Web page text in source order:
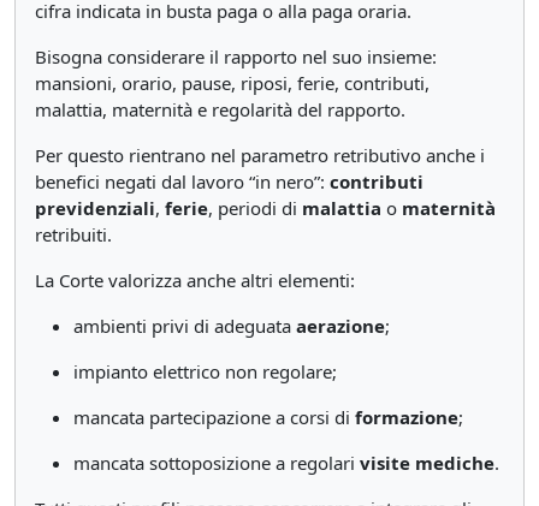
cifra indicata in busta paga o alla paga oraria.
Bisogna considerare il rapporto nel suo insieme:
mansioni, orario, pause, riposi, ferie, contributi,
malattia, maternità e regolarità del rapporto.
Per questo rientrano nel parametro retributivo anche i
benefici negati dal lavoro “in nero”: contributi
previdenziali, ferie, periodi di malattia o maternità
retribuiti.
La Corte valorizza anche altri elementi:
ambienti privi di adeguata aerazione;
impianto elettrico non regolare;
mancata partecipazione a corsi di formazione;
mancata sottoposizione a regolari visite mediche.